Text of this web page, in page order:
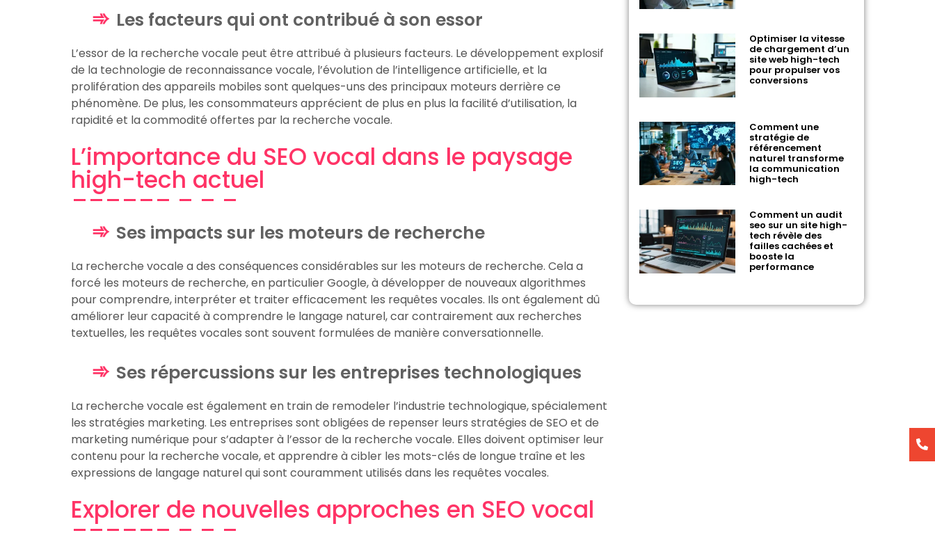
Les facteurs qui ont contribué à son essor
L’essor de la recherche vocale peut être attribué à plusieurs facteurs. Le développement explosif
de la technologie de reconnaissance vocale, l’évolution de l’intelligence artificielle, et la
prolifération des appareils mobiles sont quelques-uns des principaux moteurs derrière ce
phénomène. De plus, les consommateurs apprécient de plus en plus la facilité d’utilisation, la
rapidité et la commodité offertes par la recherche vocale.
L’importance du SEO vocal dans le paysage
high-tech actuel
Ses impacts sur les moteurs de recherche
La recherche vocale a des conséquences considérables sur les moteurs de recherche. Cela a
forcé les moteurs de recherche, en particulier Google, à développer de nouveaux algorithmes
pour comprendre, interpréter et traiter efficacement les requêtes vocales. Ils ont également dû
améliorer leur capacité à comprendre le langage naturel, car contrairement aux recherches
textuelles, les requêtes vocales sont souvent formulées de manière conversationnelle.
Ses répercussions sur les entreprises technologiques
La recherche vocale est également en train de remodeler l’industrie technologique, spécialement
les stratégies marketing. Les entreprises sont obligées de repenser leurs stratégies de SEO et de
marketing numérique pour s’adapter à l’essor de la recherche vocale. Elles doivent optimiser leur
contenu pour la recherche vocale, et apprendre à cibler les mots-clés de longue traîne et les
expressions de langage naturel qui sont couramment utilisés dans les requêtes vocales.
Explorer de nouvelles approches en SEO vocal
Optimiser la vitesse
de chargement d’un
site web high-tech
pour propulser vos
conversions
Comment une
stratégie de
référencement
naturel transforme
la communication
high-tech
Comment un audit
seo sur un site high-
tech révèle des
failles cachées et
booste la
performance